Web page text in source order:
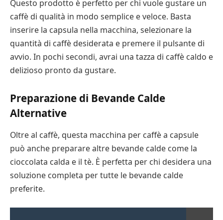
Questo prodotto è perfetto per chi vuole gustare un
caffè di qualità in modo semplice e veloce. Basta
inserire la capsula nella macchina, selezionare la
quantità di caffè desiderata e premere il pulsante di
avvio. In pochi secondi, avrai una tazza di caffè caldo e
delizioso pronto da gustare.
Preparazione di Bevande Calde
Alternative
Oltre al caffè, questa macchina per caffè a capsule
può anche preparare altre bevande calde come la
cioccolata calda e il tè. È perfetta per chi desidera una
soluzione completa per tutte le bevande calde
preferite.